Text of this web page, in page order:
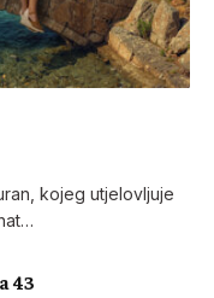
kojeg utjelovljuje
43